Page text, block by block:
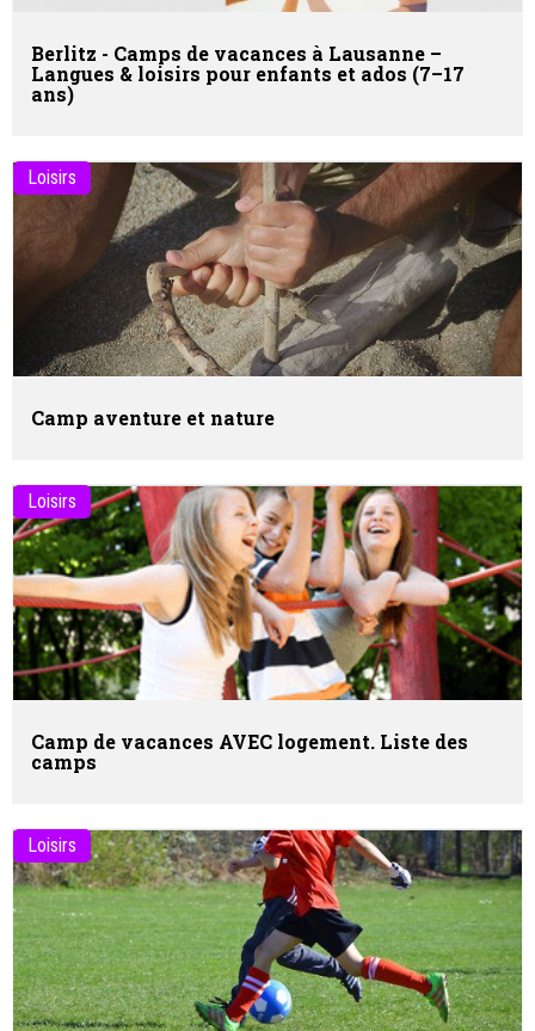
Berlitz - Camps de vacances à Lausanne –
Langues & loisirs pour enfants et ados (7–17
ans)
Loisirs
Camp aventure et nature
Loisirs
Camp de vacances AVEC logement. Liste des
camps
Loisirs